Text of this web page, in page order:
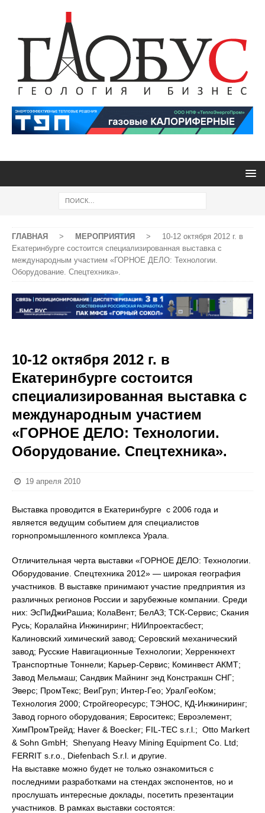
ГЛАВНАЯ > МЕРОПРИЯТИЯ >
10-12 октября 2012 г. в
Екатеринбурге состоится специализированная выставка с
международным участием «ГОРНОЕ ДЕЛО: Технологии.
Оборудование. Спецтехника».
10-12 октября 2012 г. в
Екатеринбурге состоится
специализированная выставка с
международным участием
«ГОРНОЕ ДЕЛО: Технологии.
Оборудование. Спецтехника».
19 апреля 2010
Выставка проводится в Екатеринбурге с 2006 года и
является ведущим событием для специалистов
горнопромышленного комплекса Урала.
Отличительная черта выставки «ГОРНОЕ ДЕЛО: Технологии.
Оборудование. Спецтехника 2012» — широкая география
участников. В выставке принимают участие предприятия из
различных регионов России и зарубежные компании. Среди
них: ЭсПиДжиРашиа; КолаВент; БелАЗ; ТСК-Сервис; Скания
Русь; Коралайна Инжиниринг; НИИпроектасбест;
Калиновский химический завод; Серовский механический
завод; Русские Навигационные Технологии; Херренкнехт
Транспортные Тоннели; Карьер-Сервис; Коминвест АКМТ;
Завод Мельмаш; Сандвик Майнинг энд Констракшн СНГ;
Эверс; ПромТекс; ВеиГруп; Интер-Гео; УралГеоКом;
Технология 2000; Стройгеоресурс; ТЭНОС, КД-Инжиниринг;
Завод горного оборудования; Евроситекс; Евроэлемент;
ХимПромТрейд; Haver & Boecker; FIL-TEC s.r.l.; Otto Markert
& Sohn GmbH; Shenyang Heavy Mining Equipment Co. Ltd;
FERRIT s.r.o., Diefenbach S.r.l. и другие.
На выставке можно будет не только ознакомиться с
последними разработками на стендах экспонентов, но и
прослушать интересные доклады, посетить презентации
участников. В рамках выставки состоятся: